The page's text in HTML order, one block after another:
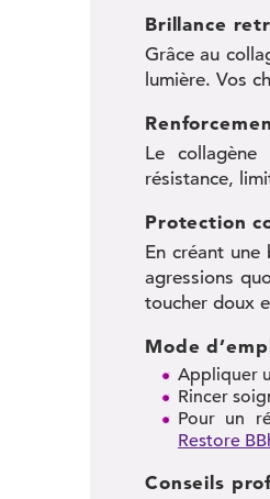
Brillance
Grâce au
lumière. Vos
Le
résistance,
Protection
En créant
agressions
toucher doux
Mode
Appliquer
Rincer
Pour un
Restore
Conseils